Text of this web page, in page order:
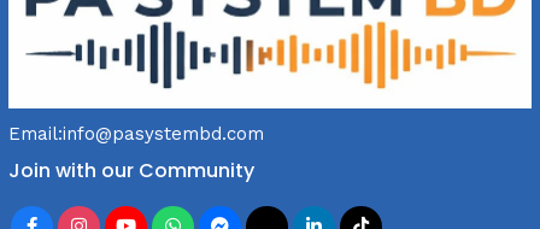
Email:info@pasystembd.com
Join with our Community